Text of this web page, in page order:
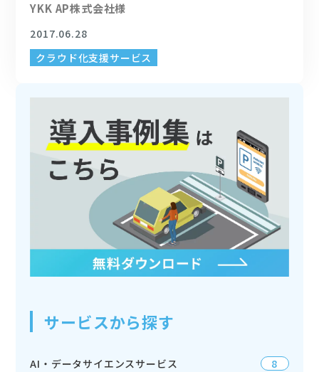
YKK AP株式会社様
2017.06.28
クラウド化支援サービス
サービスから探す
AI・データサイエンスサービス 8